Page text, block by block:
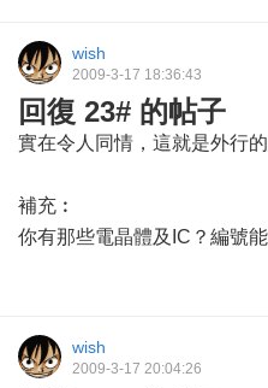
wish
2009-3-17 18:36:43
回復 23# 的帖子
實在令人同情，這就是外行的
補充︰
你有那些電晶體及IC？編號
wish
2009-3-17 20:04:26